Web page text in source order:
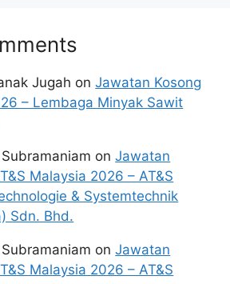
Jugah onJawatan Kosong
– Lembaga Minyak Sawit
onJawatan
Malaysia 2026 – AT&S
& Systemtechnik
Sdn. Bhd.
onJawatan
Malaysia 2026 – AT&S